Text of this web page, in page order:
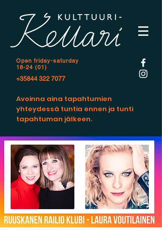
Open friday-saturday
18-24 (01)
+35844 322 7077
Avoinna aina tapahtumien
yhteydessä tuntia ennen ja tunti
tapahtuman jälkeen.